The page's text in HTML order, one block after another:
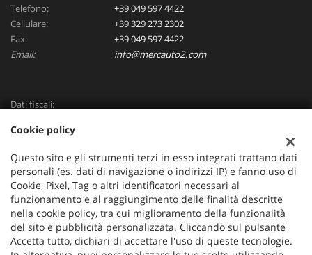
Telefono:
+39 049 597 4422
Cellulare:
+39 329 273 2302
Fax:
+39 049 597 4422
Email:
info@mercauto2.com
Dati fiscali:
Via Nazionale, 171 PD - 36056 Tezze sul Brenta
Registro delle imprese:PD
Cookie policy
Questo sito e gli strumenti terzi in esso integrati trattano dati
personali (es. dati di navigazione o indirizzi IP) e fanno uso di
Cookie, Pixel, Tag o altri identificatori necessari al
funzionamento e al raggiungimento delle finalità descritte
nella cookie policy, tra cui miglioramento della funzionalità
del sito e pubblicità personalizzata. Cliccando sul pulsante
Accetta tutto, dichiari di accettare l'uso di queste tecnologie.